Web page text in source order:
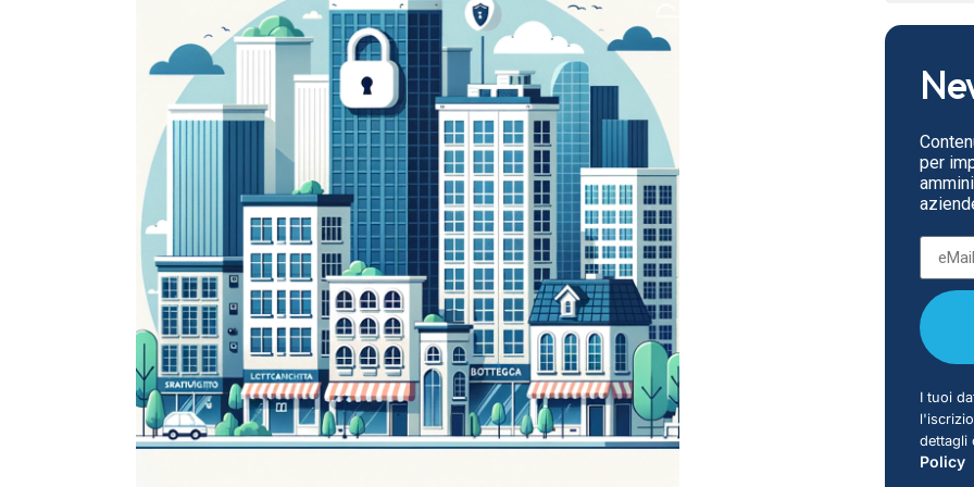
per
I tuoi
dettagli
Policy